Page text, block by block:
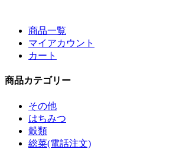
商品一覧
マイアカウント
カート
商品カテゴリー
その他
はちみつ
穀類
総菜(電話注文)